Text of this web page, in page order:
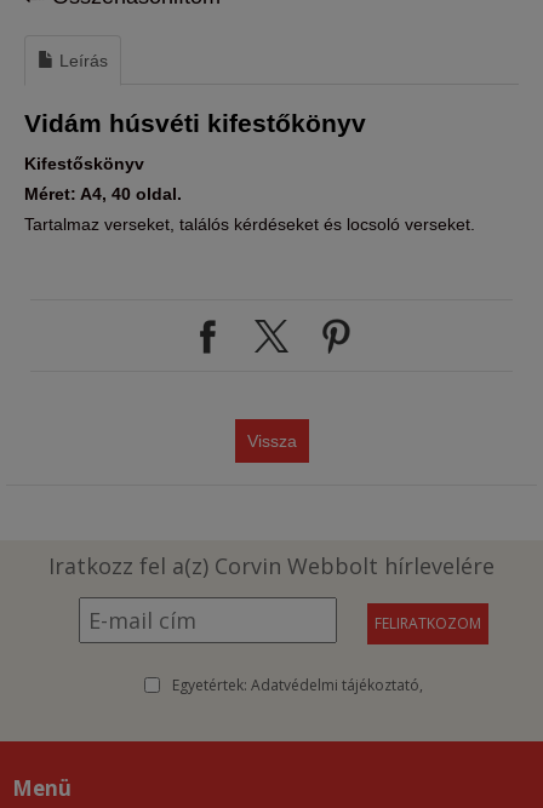
Leírás
Vidám húsvéti kifestőkönyv
Kifestőskönyv
Méret: A4, 40 oldal.
Tartalmaz verseket, találós kérdéseket és locsoló verseket.
Vissza
Iratkozz fel a(z) Corvin Webbolt hírlevelére
Egyetértek: Adatvédelmi tájékoztató
Menü